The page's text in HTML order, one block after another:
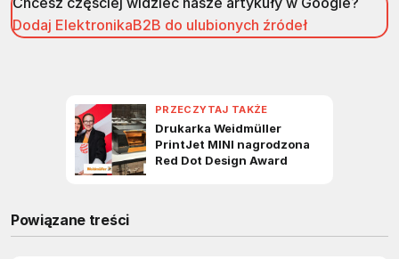
Dodaj ElektronikaB2B do ulubionych źródeł
Powiązane treści